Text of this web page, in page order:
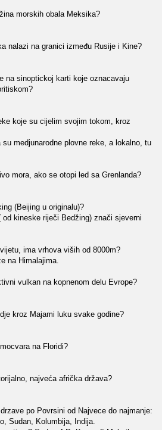
morskih obala Meksika?
nalazi na granici između Rusije i Kine?
na sinoptickoj karti koje oznacavaju
koje su cijelim svojim tokom, kroz
medjunarodne plovne reke, a lokalno, tu
mora, ako se otopi led sa Grenlanda?
(Beijing u originalu)?
od kineske riječi Bedžing) znači sjeverni
ima vrhova viših od 8000m?
na Himalajima.
vulkan na kopnenom delu Evrope?
kroz Majami luku svake godine?
na Floridi?
najveća afrička država?
po Povrsini od Najvece do najmanje:
Sudan, Kolumbija, Indija.